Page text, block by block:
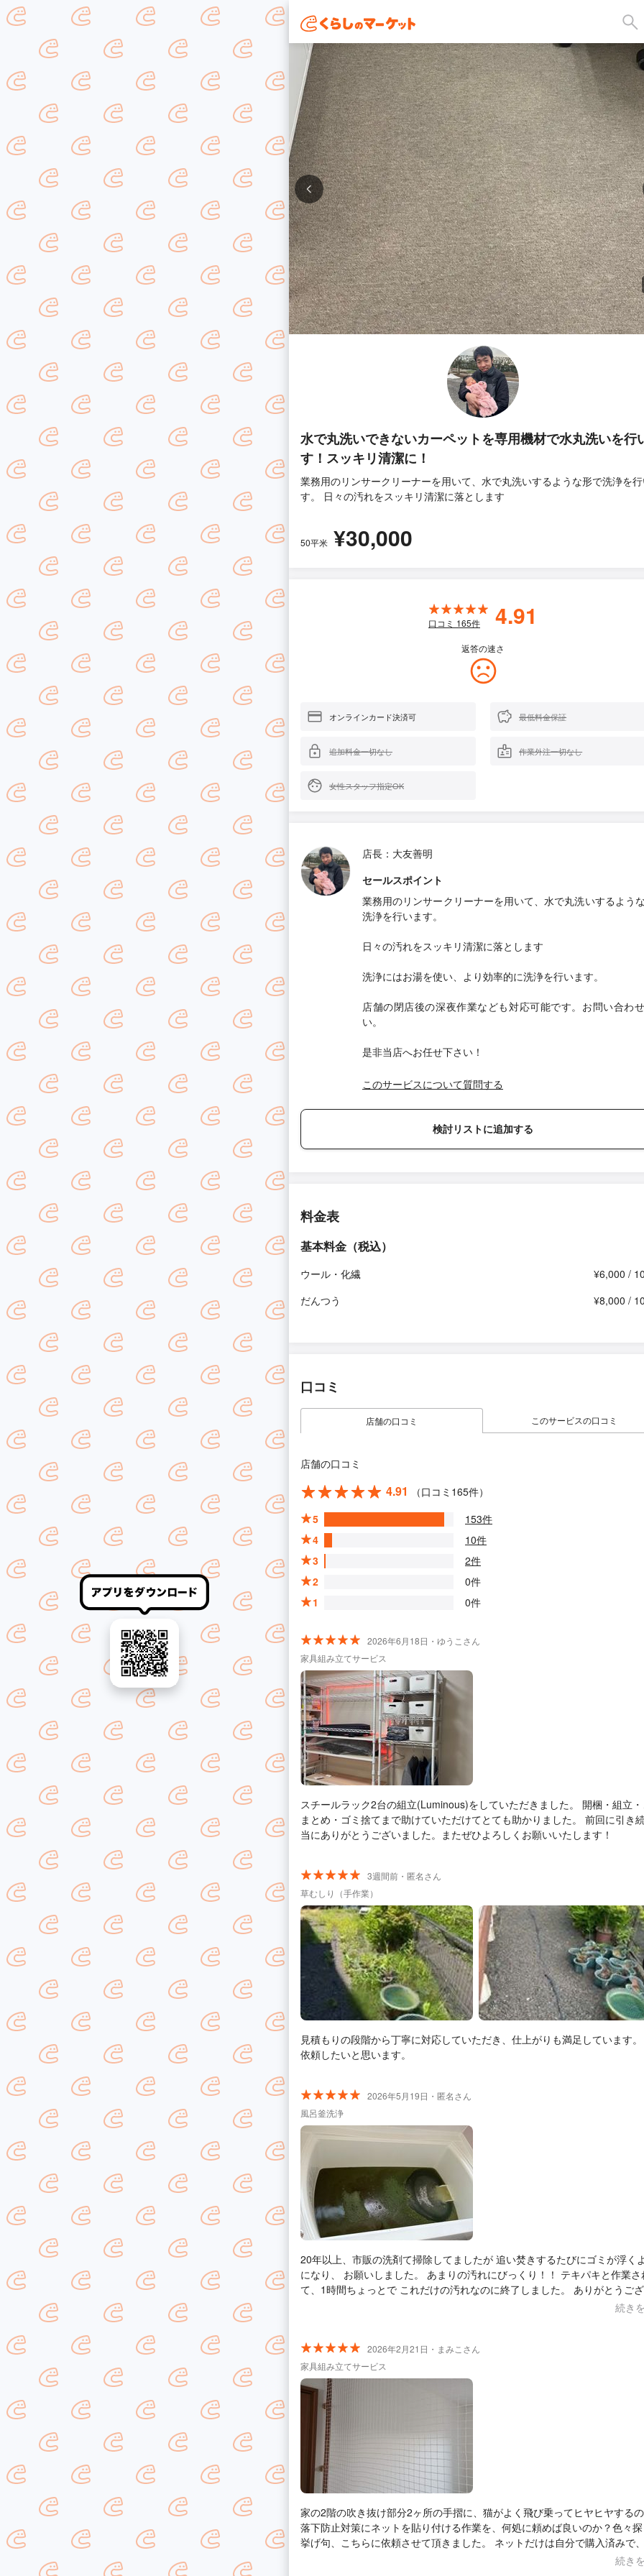
水で丸洗いできないカーペットを専用機材で水丸洗いを行
す！スッキリ清潔に！
業務用のリンサークリーナーを用いて、水で丸洗いするような形で洗浄を
す。 日々の汚れをスッキリ清潔に落とします
50平米 ¥30,000
口コミ 165件 4.91
返答の速さ
オンラインカード決済可 最低料金保証
追加料金一切なし 作業外注一切なし
女性スタッフ指定OK
店長：大友善明
セールスポイント
業務用のリンサークリーナーを用いて、水で丸洗いするよう
洗浄を行います。
日々の汚れをスッキリ清潔に落とします
洗浄にはお湯を使い、より効率的に洗浄を行います。
店舗の閉店後の深夜作業なども対応可能です。お問い合わ
い。
是非当店へお任せ下さい！
このサービスについて質問する
検討リストに追加する
料金表
基本料金（税込）
ウール・化繊
¥6,000 /
だんつう
¥8,000 /
口コミ
店舗の口コミ このサービスの口コミ
店舗の口コミ
4.91
（口コミ165件）
5
153件
4
10件
3
2件
2
0件
1
0件
2026年6月18日・ゆうこさん
家具組み立てサービス
スチールラック2台の組立(Luminous)をしていただきました。 開梱・組立
まとめ・ゴミ捨てまで助けていただけてとても助かりました。 前回に引き
当にありがとうございました。またぜひよろしくお願いいたします！
3週間前・匿名さん
草むしり（手作業）
見積もりの段階から丁寧に対応していただき、仕上がりも満足しています
依頼したいと思います。
2026年5月19日・匿名さん
風呂釜洗浄
20年以上、市販の洗剤て掃除してましたが 追い焚きするたびにゴミが浮く
になり、 お願いしました。 あまりの汚れにびっくり！！ テキパキと作業され
て、1時間ちょっとで これだけの汚れなのに終了しました。 ありがとうご
続き
2026年2月21日・まみこさん
家具組み立てサービス
家の2階の吹き抜け部分2ヶ所の手摺に、猫がよく飛び乗ってヒヤヒヤする
落下防止対策にネットを貼り付ける作業を、何処に頼めば良いのか？色々
挙げ句、こちらに依頼させて頂きました。 ネットだけは自分で購入済みで、打ち
合わせに１度来て頂き現場を見て貰いお話をして、後日見積もりを送って
続き